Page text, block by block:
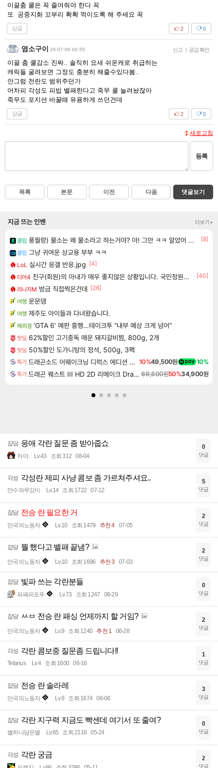
이끌춤 쿨은 꼭 줄여줘야 한다 꼭
또 공중지화 꼬부리 확확 꺽이도록 해 주세요 꼭
답글 0
2
염소구이 26-07-06 00:55 신고 | 공감 확인
이끌 춤 쿨감소 진짜.. 솔직히 요새 쉬운캐로 취급하는
캐릭들 굴려보면 그정도 충분히 해줄수있다봄..
안그럼 전란도 범위주던가
어차피 각성도 피빕 밸패한다고 죽무 쿨 늘려놨잖아
죽무도 포지션 바꿀때 유용하게 쓰던건데
답글 0
2
새로고침
등록
목록 본문 이전 다음 댓글보기
지금 뜨는 인벤 더보기+
클립 풍월량) 물소는 왜 물소라고 하는거야? 아! 그만 ㅋㅋ 알았어 ㅋㅋ
[8]
클립 그냥 귀여운 상교용 부부 ㅋㅋ
LoL 실시간 응갤 반응.jpg [4]
디아4 친구(회원)의 아내가 매우 좋지않은 상황입니다. 국민청원동의를 부탁드립니다.(췌장암 신약)
[40]
리니지M 방금 직접찍은건데 [26]
여행 운문댐
여행 제주도 아이들과 다녀왔습니다.
해외겜 ‘GTA 6’ 예판 흥행…테이크투 “내부 예상 크게 넘어”
핫딜 62%할인 고기중독 매운 돼지갈비찜, 800g, 2개
핫딜 50%할인 도가니탕의 정석, 500g, 3팩
특가 드래곤소드 어웨이크닝 디럭스 에디션 DragonSword Awakening Deluxe Edition 10%49,500원 10%
특가 드래곤 퀘스트 III HD 2D 리메이크 Dragon Quest III HD 2D Remake 69,800원50%34,900원
잡담 응애 각란 질문 좀 받아줍쇼
차야 Lv.43 조회 312 08-04
0
댓글
각성 각성란 제피 사냥 콤보 좀 가르쳐주셔요..
만수와무강이 Lv.14 조회 1722 07-12
5
댓글
잡담 전승 란 필요한 거
만국의노동자 Lv.10 조회 1479 추천 4 07-05
2
댓글
잡담 뭘 했다고 밸패 끝냄?
만국의노동자 Lv.10 조회 1696 추천 3 07-03
2
댓글
잡담 빛파 쓰는 각란분들
파페피포푸 Lv.73 조회 1247 06-29
0
댓글
잡담 ㅆㅂ 전승 란 패싱 언제까지 할 거임?
만국의노동자 Lv.9 조회 1240 추천 1 06-28
2
댓글
각성 각란 콤보중 질문좀 드립니다!!
Tetanus Lv.4 조회 1600 06-16
1
댓글
잡담 전승 란 솔라레
만국의노동자 Lv.9 조회 1674 06-06
3
댓글
잡담 각란 지구력 지금도 빡센데 여기서 또 줄여?
별하나담은별 Lv.65 조회 2118 05-24
0
댓글
각성 각란 궁금 2
댓글